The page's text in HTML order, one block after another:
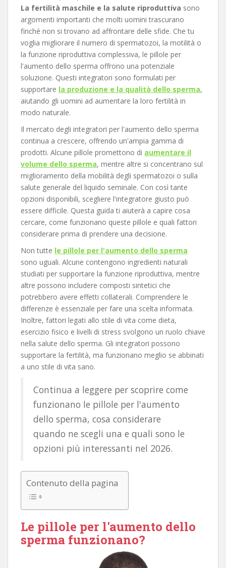
La fertilità maschile e la salute riproduttiva sono
argomenti importanti che molti uomini trascurano
finché non si trovano ad affrontare delle sfide. Che tu
voglia migliorare il numero di spermatozoi, la motilità o
la funzione riproduttiva complessiva, le pillole per
l'aumento dello sperma offrono una potenziale
soluzione. Questi integratori sono formulati per
supportare la produzione e la qualità dello sperma,
aiutando gli uomini ad aumentare la loro fertilità in
modo naturale.
Il mercato degli integratori per l'aumento dello sperma
continua a crescere, offrendo un'ampia gamma di
prodotti. Alcune pillole promettono di aumentare il
volume dello sperma, mentre altre si concentrano sul
miglioramento della mobilità degli spermatozoi o sulla
salute generale del liquido seminale. Con così tante
opzioni disponibili, scegliere l'integratore giusto può
essere difficile. Questa guida ti aiuterà a capire cosa
cercare, come funzionano queste pillole e quali fattori
considerare prima di prendere una decisione.
Non tutte le pillole per l'aumento dello sperma
sono uguali. Alcune contengono ingredienti naturali
studiati per supportare la funzione riproduttiva, mentre
altre possono includere composti sintetici che
potrebbero avere effetti collaterali. Comprendere le
differenze è essenziale per fare una scelta informata.
Inoltre, fattori legati allo stile di vita come dieta,
esercizio fisico e livelli di stress svolgono un ruolo chiave
nella salute dello sperma. Gli integratori possono
supportare la fertilità, ma funzionano meglio se abbinati
a uno stile di vita sano.
Continua a leggere per scoprire come
funzionano le pillole per l'aumento
dello sperma, cosa considerare
quando ne scegli una e quali sono le
opzioni più interessanti nel 2026.
Contenuto della pagina
Le pillole per l'aumento dello
sperma funzionano?